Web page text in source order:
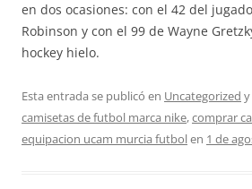
en dos ocasiones: con el 42 del
Robinson y con el 99 de Wayne
hockey hielo.
Esta entrada se publicó en Uncategorized
camisetas de futbol marca nike,comprar
equipacion ucam murcia futbolen 1 de